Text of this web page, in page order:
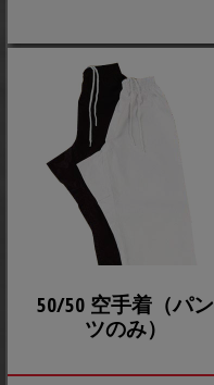
50/50 空手着（パン
ツのみ）